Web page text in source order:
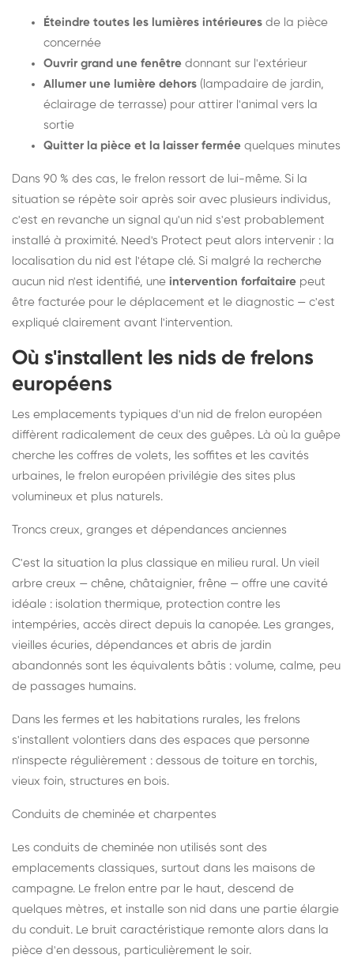
Éteindre toutes les lumières intérieures de la pièce
concernée
Ouvrir grand une fenêtre donnant sur l'extérieur
Allumer une lumière dehors (lampadaire de jardin,
éclairage de terrasse) pour attirer l'animal vers la
sortie
Quitter la pièce et la laisser fermée quelques minutes
Dans 90 % des cas, le frelon ressort de lui-même. Si la
situation se répète soir après soir avec plusieurs individus,
c'est en revanche un signal qu'un nid s'est probablement
installé à proximité. Need's Protect peut alors intervenir : la
localisation du nid est l'étape clé. Si malgré la recherche
aucun nid n'est identifié, une intervention forfaitaire peut
être facturée pour le déplacement et le diagnostic — c'est
expliqué clairement avant l'intervention.
Où s'installent les nids de frelons
européens
Les emplacements typiques d'un nid de frelon européen
diffèrent radicalement de ceux des guêpes. Là où la guêpe
cherche les coffres de volets, les soffites et les cavités
urbaines, le frelon européen privilégie des sites plus
volumineux et plus naturels.
Troncs creux, granges et dépendances anciennes
C'est la situation la plus classique en milieu rural. Un vieil
arbre creux — chêne, châtaignier, frêne — offre une cavité
idéale : isolation thermique, protection contre les
intempéries, accès direct depuis la canopée. Les granges,
vieilles écuries, dépendances et abris de jardin
abandonnés sont les équivalents bâtis : volume, calme, peu
de passages humains.
Dans les fermes et les habitations rurales, les frelons
s'installent volontiers dans des espaces que personne
n'inspecte régulièrement : dessous de toiture en torchis,
vieux foin, structures en bois.
Conduits de cheminée et charpentes
Les conduits de cheminée non utilisés sont des
emplacements classiques, surtout dans les maisons de
campagne. Le frelon entre par le haut, descend de
quelques mètres, et installe son nid dans une partie élargie
du conduit. Le bruit caractéristique remonte alors dans la
pièce d'en dessous, particulièrement le soir.